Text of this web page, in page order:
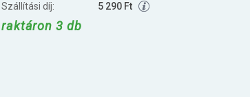
Szállítási díj:
5 290 Ft
raktáron 3 db